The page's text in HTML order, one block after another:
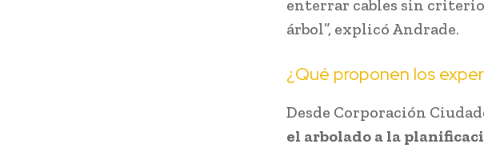
enterrar cables sin
árbol”, explicó Andrade.
¿Qué proponen los
Desde Corporación
el arbolado a la